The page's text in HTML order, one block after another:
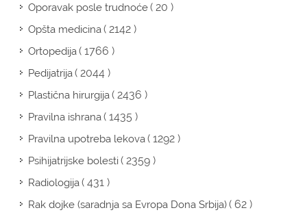
Oporavak posle trudnoće( 20 )
Opšta medicina( 2142 )
Ortopedija( 1766 )
Pedijatrija( 2044 )
Plastična hirurgija( 2436 )
Pravilna ishrana( 1435 )
Pravilna upotreba lekova( 1292 )
Psihijatrijske bolesti( 2359 )
Radiologija( 431 )
Rak dojke (saradnja sa Evropa Dona Srbija)( 62 )